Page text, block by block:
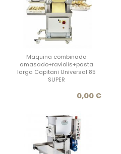
Maquina combinada
amasado+raviolis+pasta
larga Capitani Universal 85
SUPER
Precio
0,00 €